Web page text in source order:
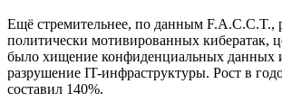
Ещё стремительнее, по данным F.A.С.С.T.,
политически мотивированных кибератак,
было хищение конфиденциальных данных
разрушение IT-инфраструктуры. Рост в
составил 140%.